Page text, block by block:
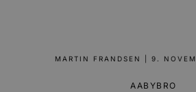
MARTIN FRANDSEN 9.
AABYBRO